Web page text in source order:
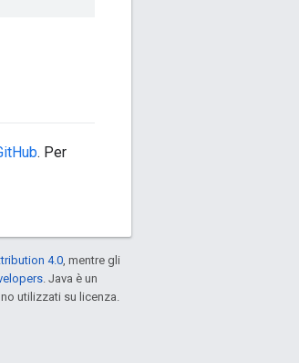
. Per
4.0, mentre gli
. Java è un
utilizzati su licenza.